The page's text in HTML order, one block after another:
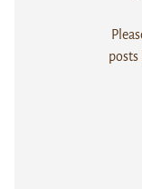
posts